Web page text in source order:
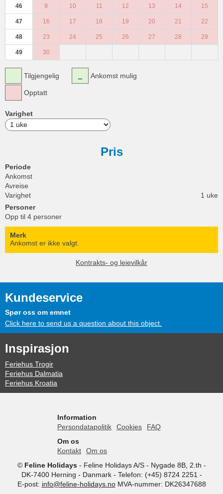
46 9 10 11 12 13 14 15
47 16 17 18 19 20 21 22
48 23 24 25 26 27 28 29
49 30
Tilgjengelig
Opptatt
Ankomst mulig
Varighet
Pris
Periode
Ankomst
Avreise
Varighet
1 uke
Personer
Opp til 4 personer
Merk
Ankomst er ikke valgt.
Kontrakts- og leievilkår
Kundeservice
Spør oss om emnet
Click here to send us a question about this object.
Inspirasjon
Feriehus Trogir
Feriehus Dalmatia
Feriehus Kroatia
Information
Persondatapolitik
Cookies
FAQ
Om os
Kontakt
Om os
© Feline Holidays- Feline Holidays A/S- Nygade 8B, 2.th -
DK-7400 Herning - Danmark - Telefon: (+45) 8724 2251 -
E-post: info@feline-holidays.no MVA-nummer: DK26347688